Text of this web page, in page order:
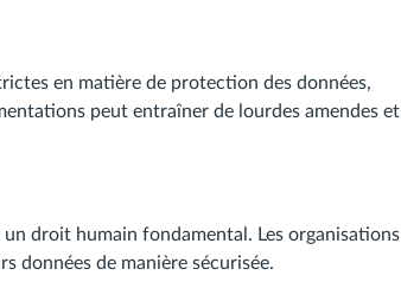
en matière de protection des données,
peut entraîner de lourdes amendes et
droit humain fondamental. Les organisations
données de manière sécurisée.